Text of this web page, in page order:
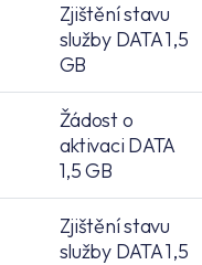
Zjištění stavu
služby DATA 1,5
GB
Žádost o
aktivaci DATA
1,5 GB
Zjištění stavu
služby DATA 1,5